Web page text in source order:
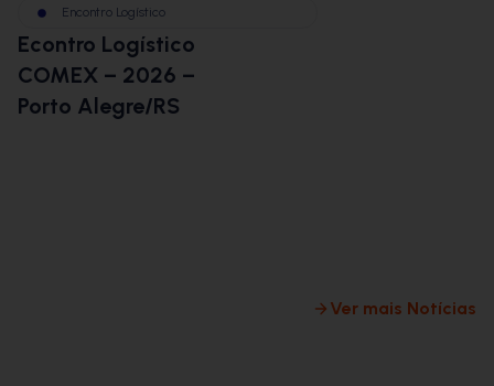
Ver mais Notícias
Encontro Logístico
Econtro Logístico
COMEX – 2026 –
Porto Alegre/RS